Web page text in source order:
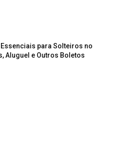
Essenciais para Solteiros no
Aluguel e Outros Boletos